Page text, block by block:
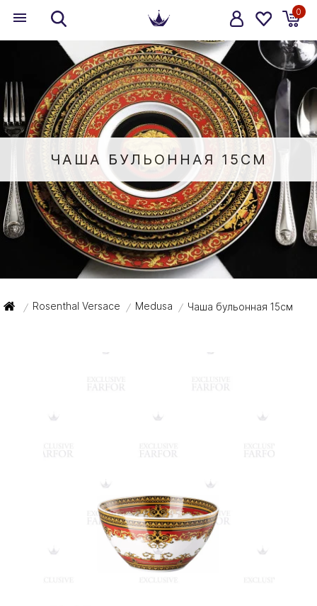
0
ЧАША БУЛЬОННАЯ 15СМ
/ Rosenthal Versace / Medusa / Чаша бульонная 15см